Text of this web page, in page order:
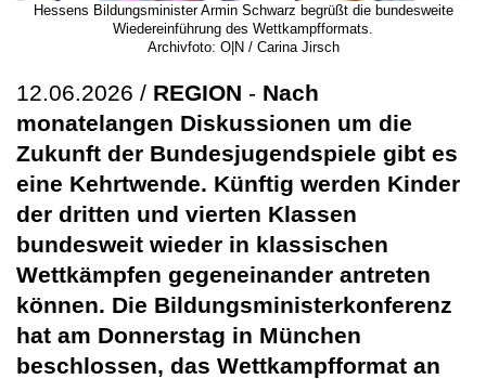
Hessens Bildungsminister Armin Schwarz begrüßt die bundesweite
Wiedereinführung des Wettkampfformats.
Archivfoto: O|N / Carina Jirsch
12.06.2026 / REGION - Nach
monatelangen Diskussionen um die
Zukunft der Bundesjugendspiele gibt es
eine Kehrtwende. Künftig werden Kinder
der dritten und vierten Klassen
bundesweit wieder in klassischen
Wettkämpfen gegeneinander antreten
können. Die Bildungsministerkonferenz
hat am Donnerstag in München
beschlossen, das Wettkampfformat an